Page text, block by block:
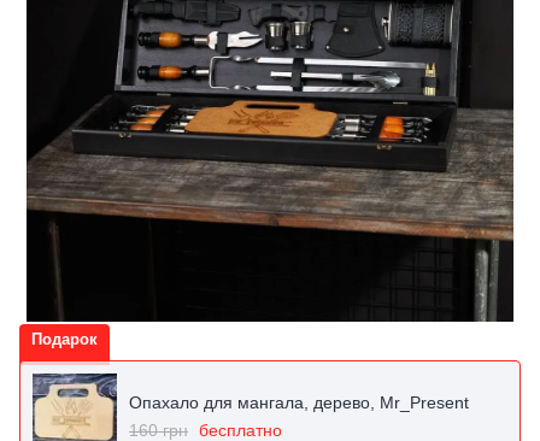
Подарок
Опахало для мангала, дерево, Mr_Present
160 грн бесплатно